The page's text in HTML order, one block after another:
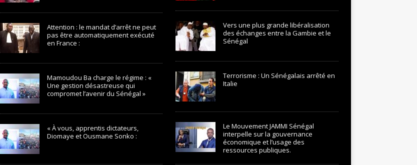
Attention : le mandat d’arrêt ne peut
pas être automatiquement exécuté
en France :
Mamoudou Ba charge le régime : «
Une gestion désastreuse qui
compromet l’avenir du Sénégal »
« À vous, apprentis dictateurs,
Diomaye et Ousmane Sonko :
Vers une plus grande libéralisation
des échanges entre la Gambie et le
Sénégal
Terrorisme : Un Sénégalais arrêté en
Italie
Le Mouvement JAMMI Sénégal
interpelle sur la gouvernance
économique et l’usage des
ressources publiques.